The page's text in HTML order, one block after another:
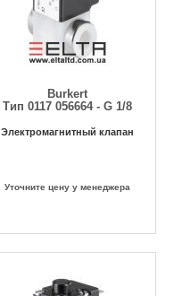
Burkert
Тип 0117 056664 - G 1/8
Электромагнитный клапан
Уточните цену у менеджера